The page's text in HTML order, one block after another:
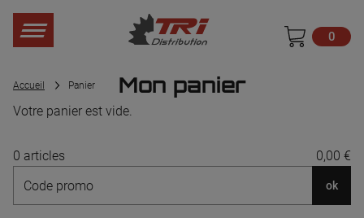
0
Accueil Panier Mon panier
Votre panier est vide.
0 articles 0,00 €
ok